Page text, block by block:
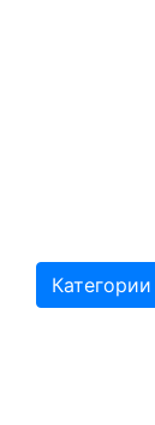
Категории